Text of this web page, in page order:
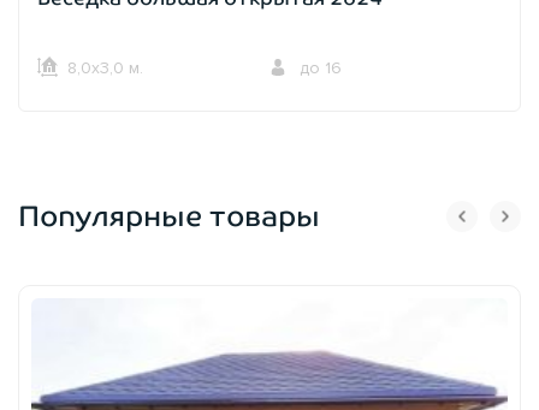
8,0х3,0 м. до 16
Популярные товары